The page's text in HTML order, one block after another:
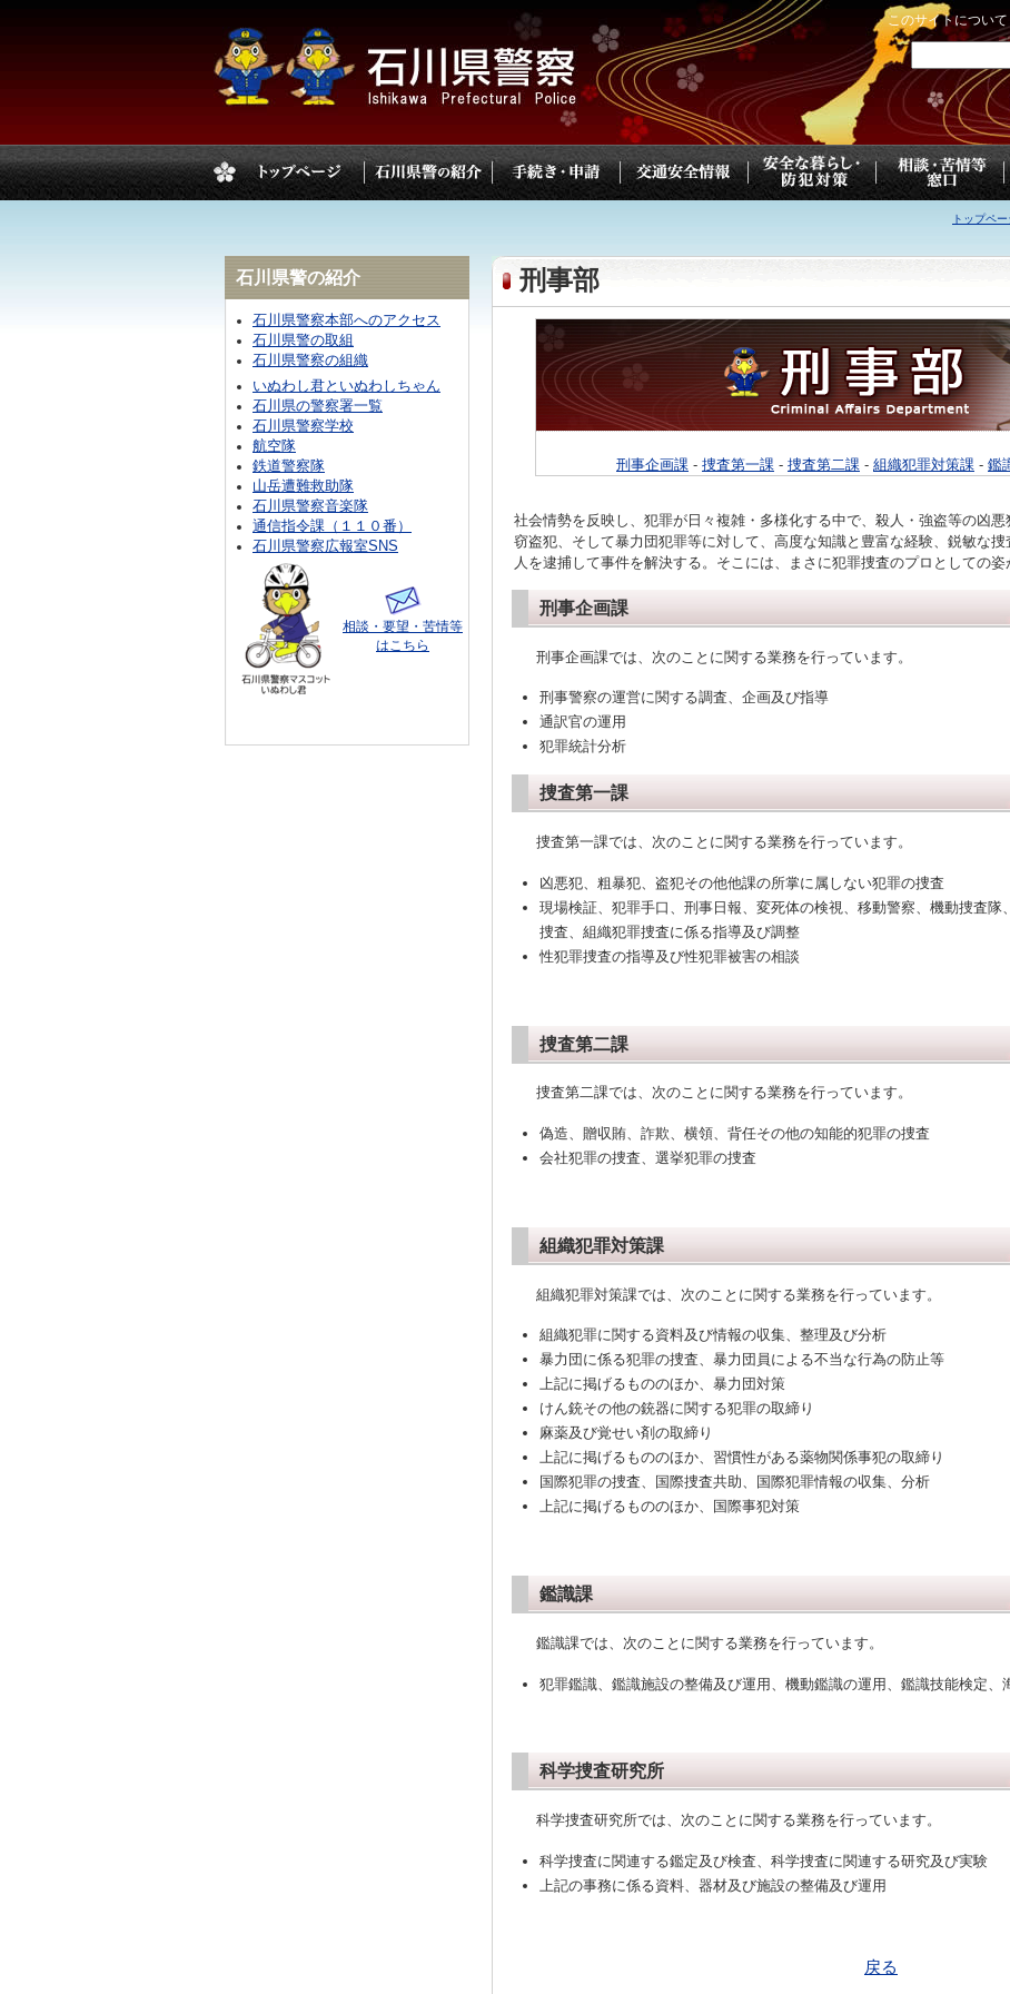
このサイトについて
トップペー
刑事部
刑事企画課 - 捜査第一課 - 捜査第二課 - 組織犯罪対策課 - 鑑
社会情勢を反映し、犯罪が日々複雑・多様化する中で、殺人・強盗等の凶
窃盗犯、そして暴力団犯罪等に対して、高度な知識と豊富な経験、鋭敏な
人を逮捕して事件を解決する。そこには、まさに犯罪捜査のプロとしての姿
刑事企画課
刑事企画課では、次のことに関する業務を行っています。
刑事警察の運営に関する調査、企画及び指導
通訳官の運用
犯罪統計分析
捜査第一課
捜査第一課では、次のことに関する業務を行っています。
凶悪犯、粗暴犯、盗犯その他他課の所掌に属しない犯罪の捜査
現場検証、犯罪手口、刑事日報、変死体の検視、移動警察、機動捜査
捜査、組織犯罪捜査に係る指導及び調整
性犯罪捜査の指導及び性犯罪被害の相談
捜査第二課
捜査第二課では、次のことに関する業務を行っています。
偽造、贈収賄、詐欺、横領、背任その他の知能的犯罪の捜査
会社犯罪の捜査、選挙犯罪の捜査
組織犯罪対策課
組織犯罪対策課では、次のことに関する業務を行っています。
組織犯罪に関する資料及び情報の収集、整理及び分析
暴力団に係る犯罪の捜査、暴力団員による不当な行為の防止等
上記に掲げるもののほか、暴力団対策
けん銃その他の銃器に関する犯罪の取締り
麻薬及び覚せい剤の取締り
上記に掲げるもののほか、習慣性がある薬物関係事犯の取締り
国際犯罪の捜査、国際捜査共助、国際犯罪情報の収集、分析
上記に掲げるもののほか、国際事犯対策
鑑識課
鑑識課では、次のことに関する業務を行っています。
犯罪鑑識、鑑識施設の整備及び運用、機動鑑識の運用、鑑識技能検定、
科学捜査研究所
科学捜査研究所では、次のことに関する業務を行っています。
科学捜査に関連する鑑定及び検査、科学捜査に関連する研究及び実験
上記の事務に係る資料、器材及び施設の整備及び運用
戻る
石川県警の紹介
石川県警察本部へのアクセス
石川県警の取組
石川県警察の組織
いぬわし君といぬわしちゃん
石川県の警察署一覧
石川県警察学校
航空隊
鉄道警察隊
山岳遭難救助隊
石川県警察音楽隊
通信指令課（１１０番）
石川県警察広報室SNS
相談・要望・苦情等
はこちら